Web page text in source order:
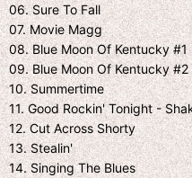
06. Sure To Fall
07. Movie Magg
08. Blue Moon Of Kentucky #1
09. Blue Moon Of Kentucky #2
10. Summertime
11. Good Rockin' Tonight -
12. Cut Across Shorty
13. Stealin'
14. Singing The Blues